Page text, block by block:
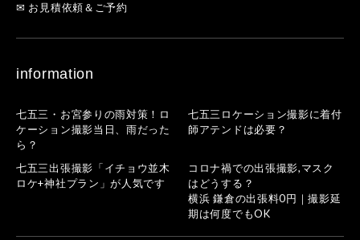
✉ お見積依頼＆ご予約
information
七五三・お宮参りの雨対策！ロ
ケーション撮影当日、雨だった
ら？
七五三ロケーション撮影に着付
師アテンドは必要？
七五三出張撮影「イチョウ並木
ロケ+神社プラン」が人気です
コロナ禍での出張撮影,マスク
はどうする？
横浜 鎌倉の出張料0円｜撮影延
期は何度でもOK